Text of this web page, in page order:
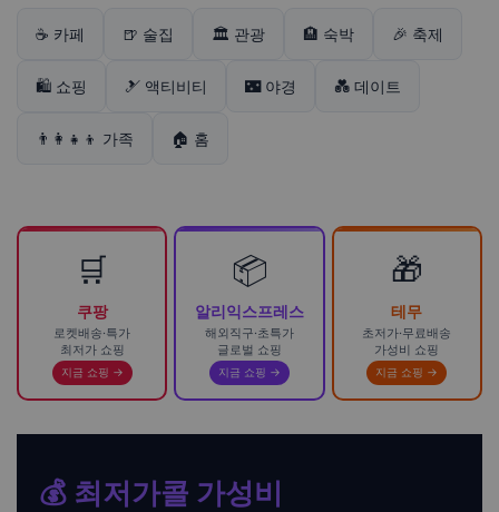
☕ 카페 🍺 술집 🏛️ 관광 🏨 숙박 🎉 축제
🛍️ 쇼핑 🎿 액티비티 🌃 야경 💑 데이트
👨‍👩‍👧‍👦 가족 🏠 홈
🛒
쿠팡
로켓배송·특가
최저가 쇼핑
지금 쇼핑 →
📦
알리익스프레스
해외직구·초특가
글로벌 쇼핑
지금 쇼핑 →
🎁
테무
초저가·무료배송
가성비 쇼핑
지금 쇼핑 →
💰 최저가콜 가성비